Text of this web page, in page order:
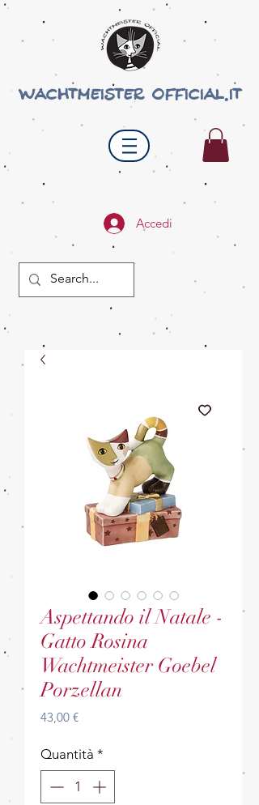
wachtmeister official.it
Accedi
Aspettando il Natale -
Gatto Rosina
Wachtmeister Goebel
Porzellan
43,00 €Prezzo
Quantità *